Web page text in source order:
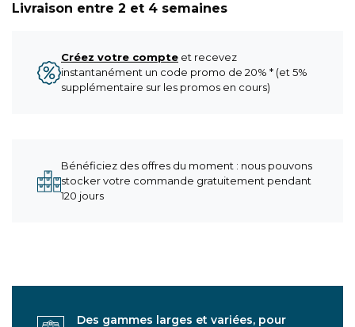
Livraison entre 2 et 4 semaines
Créez votre compte et recevez
instantanément un code promo de 20% * (et 5%
supplémentaire sur les promos en cours)
Bénéficiez des offres du moment : nous pouvons
stocker votre commande gratuitement pendant
120 jours
Des gammes larges et variées, pour